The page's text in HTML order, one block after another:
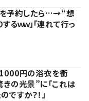
予約したら…→“想
るｗｗ」「連れて行っ
1000円の浴衣を衝
の光景”に「これは
ですか？！」